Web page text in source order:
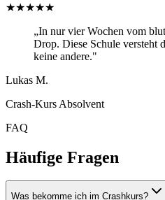
★★★★★
„In nur vier Wochen vom
Drop. Diese Schule versteht
keine andere."
Lukas M.
Crash-Kurs Absolvent
FAQ
Häufige Fragen
Was bekomme ich im Crashkurs?